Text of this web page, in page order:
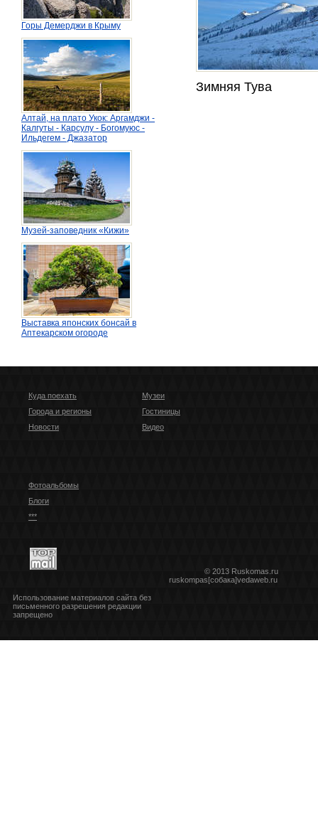
Горы Демерджи в Крыму
Алтай, на плато Укок: Аргамджи -
Калгуты - Карсулу - Богомуюс -
Ильдегем - Джазатор
Музей-заповедник «Кижи»
Выставка японских бонсай в
Аптекарском огороде
Зимняя Тува
Куда поехать
Города и регионы
Новости
Музеи
Гостиницы
Видео
Фотоальбомы
Блоги
***
© 2013 Ruskomas.ru
ruskompas[собака]vedaweb.ru
Использование материалов сайта без
письменного разрешения редакции
запрещено